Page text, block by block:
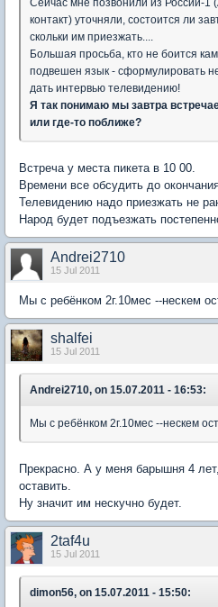
контакт) уточняли, состоится ли
скольки им приезжать....
Большая просьба, кто не боится
подвешен язык - сформулировать
дать интервью телевидению!
Я так понимаю мы завтра
или где-то поближе?
Встреча у места пикета в 10 00.
Времени все обсудить до
Телевидению надо приезжать не
Народ будет подъезжать
Andrei2710
15 Jul 2011
Мы с ребёнком 2г.10мес --нескем
shalfei
15 Jul 2011
Andrei2710, on 15.07.2011 - 16:53:
Мы с ребёнком 2г.10мес --нескем
Прекрасно. А у меня барышня 4
оставить.
Ну значит им нескучно будет.
2taf4u
15 Jul 2011
dimon56, on 15.07.2011 - 15:50: